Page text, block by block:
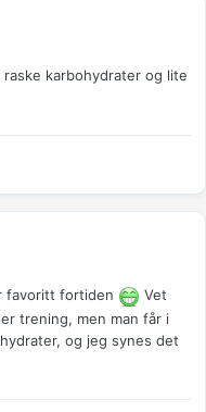
karbohydrater og lite
favoritt fortiden
Vet
trening, men man får i
og jeg synes det